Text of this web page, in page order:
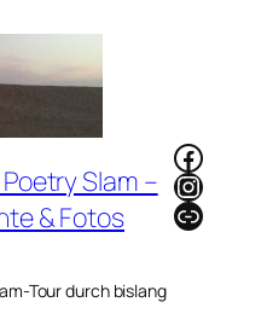
Slam –
& Fotos
Tour durch bislang
Link